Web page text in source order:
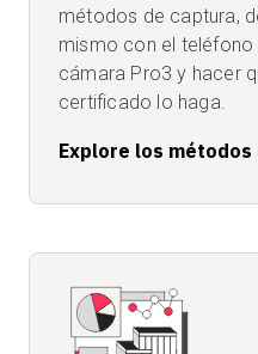
métodos de captura,
mismo con el teléfono
cámara Pro3 y hacer
certificado lo haga.
Explore los